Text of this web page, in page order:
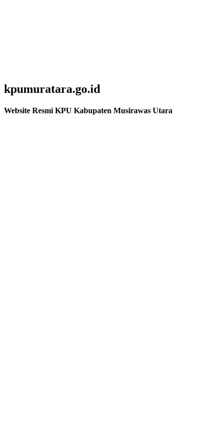
kpumuratara.go.id
Website Resmi KPU Kabupaten Musirawas Utara